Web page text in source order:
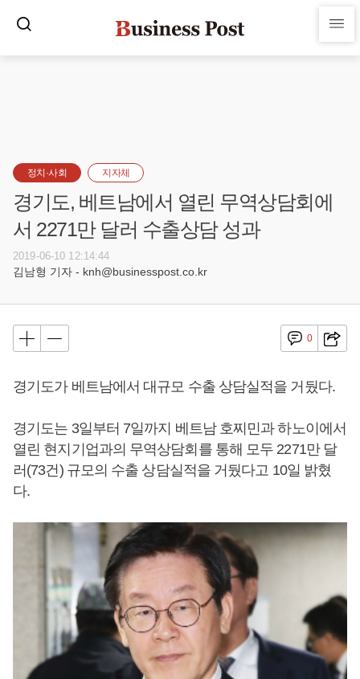
정치·사회 지자체
경기도, 베트남에서 열린 무역상담회에
서 2271만 달러 수출상담 성과
2019-06-10 12:14:44
김남형 기자 - knh@businesspost.co.kr
0
경기도가 베트남에서 대규모 수출 상담실적을 거뒀다.
경기도는 3일부터 7일까지 베트남 호찌민과 하노이에서
열린 현지기업과의 무역상담회를 통해 모두 2271만 달
러(73건) 규모의 수출 상담실적을 거뒀다고 10일 밝혔
다.